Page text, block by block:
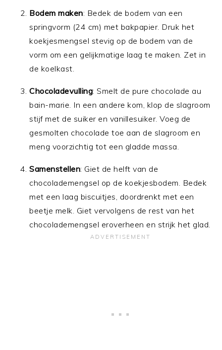
Bodem maken: Bedek de bodem van een
springvorm (24 cm) met bakpapier. Druk het
koekjesmengsel stevig op de bodem van de
vorm om een gelijkmatige laag te maken. Zet in
de koelkast.
Chocoladevulling: Smelt de pure chocolade au
bain-marie. In een andere kom, klop de slagroom
stijf met de suiker en vanillesuiker. Voeg de
gesmolten chocolade toe aan de slagroom en
meng voorzichtig tot een gladde massa.
Samenstellen: Giet de helft van de
chocolademengsel op de koekjesbodem. Bedek
met een laag biscuitjes, doordrenkt met een
beetje melk. Giet vervolgens de rest van het
chocolademengsel eroverheen en strijk het glad.